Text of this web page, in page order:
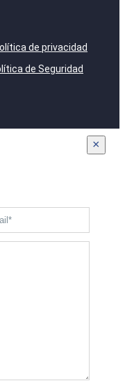
de privacidad
de Seguridad
×